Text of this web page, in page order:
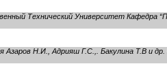
Технический Университет Кафедра
Н.И., Адрияш Г.С.,. Бакулина Т.В и